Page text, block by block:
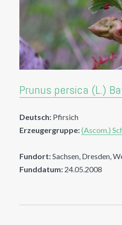
Prunus persica (L.)
Deutsch: Pfirsich
Erzeugergruppe:(Ascom.)
Fundort:Sachsen, Dresden,
Funddatum: 24.05.2008